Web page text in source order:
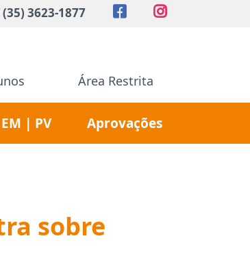
(35) 3623-1877
Área Restrita
| PV Aprovações
sobre